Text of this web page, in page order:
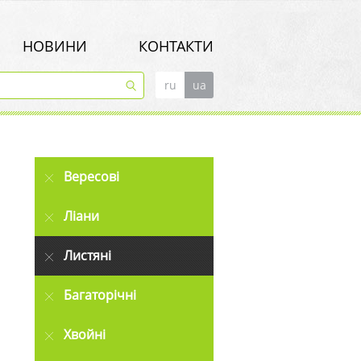
НОВИНИ КОНТАКТИ
ru ua
Вересові
Ліани
Листяні
Багаторічні
Хвойні